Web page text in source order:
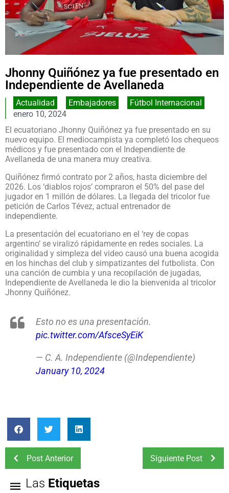
Jhonny Quiñónez ya fue presentado en
Independiente de Avellaneda
Actualidad Embajadores
Fútbol Internacional
enero 10, 2024
El ecuatoriano Jhonny Quiñónez ya fue presentado en su
nuevo equipo. El mediocampista ya completó los chequeos
médicos y fue presentado con el Independiente de
Avellaneda de una manera muy creativa.
Quiñónez firmó contrato por 2 años, hasta diciembre del
2026. Los ‘diablos rojos’ compraron el 50% del pase del
jugador en 1 millón de dólares. La llegada del tricolor fue
petición de Carlos Tévez, actual entrenador de
independiente.
La presentación del ecuatoriano en el ‘rey de copas
argentino’ se viralizó rápidamente en redes sociales. La
originalidad y simpleza del video causó una buena acogida
en los hinchas del club y simpatizantes del futbolista. Con
una canción de cumbia y una recopilación de jugadas,
Independiente de Avellaneda le dio la bienvenida al tricolor
Jhonny Quiñónez.
Esto no es una presentación.
pic.twitter.com/AfsceSyEiK
— C. A. Independiente (@Independiente)
January 10, 2024
Post Anterior Siguiente Post
Las Etiquetas